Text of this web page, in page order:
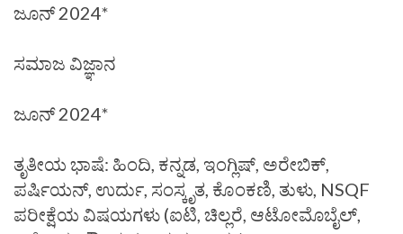
ಜೂನ್ 2024*
ಸಮಾಜ ವಿಜ್ಞಾನ
ಜೂನ್ 2024*
ತೃತೀಯ ಭಾಷೆ: ಹಿಂದಿ, ಕನ್ನಡ, ಇಂಗ್ಲಿಷ್, ಅರೇಬಿಕ್,
ಪರ್ಷಿಯನ್, ಉರ್ದು, ಸಂಸ್ಕೃತ, ಕೊಂಕಣಿ, ತುಳು, NSQF
ಪರೀಕ್ಷೆಯ ವಿಷಯಗಳು (ಐಟಿ, ಚಿಲ್ಲರೆ, ಆಟೋಮೊಬೈಲ್,